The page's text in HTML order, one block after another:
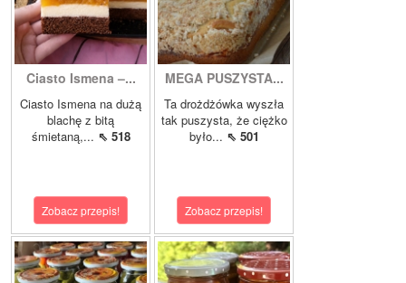
Ciasto Ismena –...
Ciasto Ismena na dużą
blachę z bitą
śmietaną,... ⇖ 518
Zobacz przepis!
MEGA PUSZYSTA...
Ta drożdżówka wyszła
tak puszysta, że ciężko
było... ⇖ 501
Zobacz przepis!